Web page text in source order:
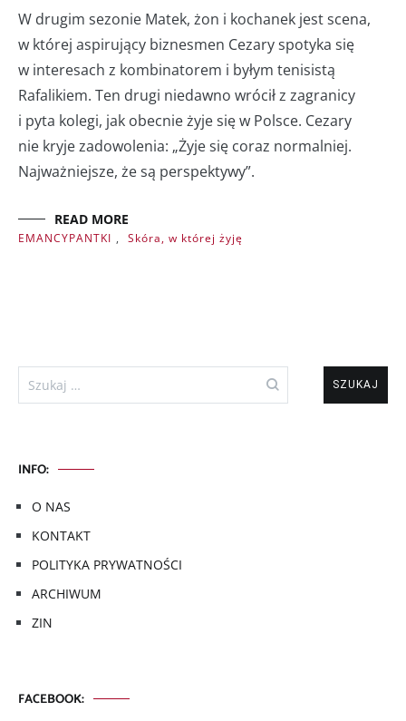
W drugim sezonie Matek, żon i kochanek jest scena,
w której aspirujący biznesmen Cezary spotyka się
w interesach z kombinatorem i byłym tenisistą
Rafalikiem. Ten drugi niedawno wrócił z zagranicy
i pyta kolegi, jak obecnie żyje się w Polsce. Cezary
nie kryje zadowolenia: „Żyje się coraz normalniej.
Najważniejsze, że są perspektywy”.
READ MORE
EMANCYPANTKI , Skóra, w której żyję
Szukaj:
INFO:
O NAS
KONTAKT
POLITYKA PRYWATNOŚCI
ARCHIWUM
ZIN
FACEBOOK: